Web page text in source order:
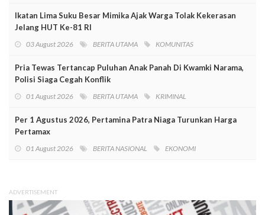
Ikatan Lima Suku Besar Mimika Ajak Warga Tolak Kekerasan
Jelang HUT Ke-81 RI
03 August 2026 BERITA UTAMA KOMUNITAS
Pria Tewas Tertancap Puluhan Anak Panah Di Kwamki Narama,
Polisi Siaga Cegah Konflik
01 August 2026 BERITA UTAMA KRIMINAL
Per 1 Agustus 2026, Pertamina Patra Niaga Turunkan Harga
Pertamax
01 August 2026 BERITA NASIONAL EKONOMI
ADVERTISEMENT